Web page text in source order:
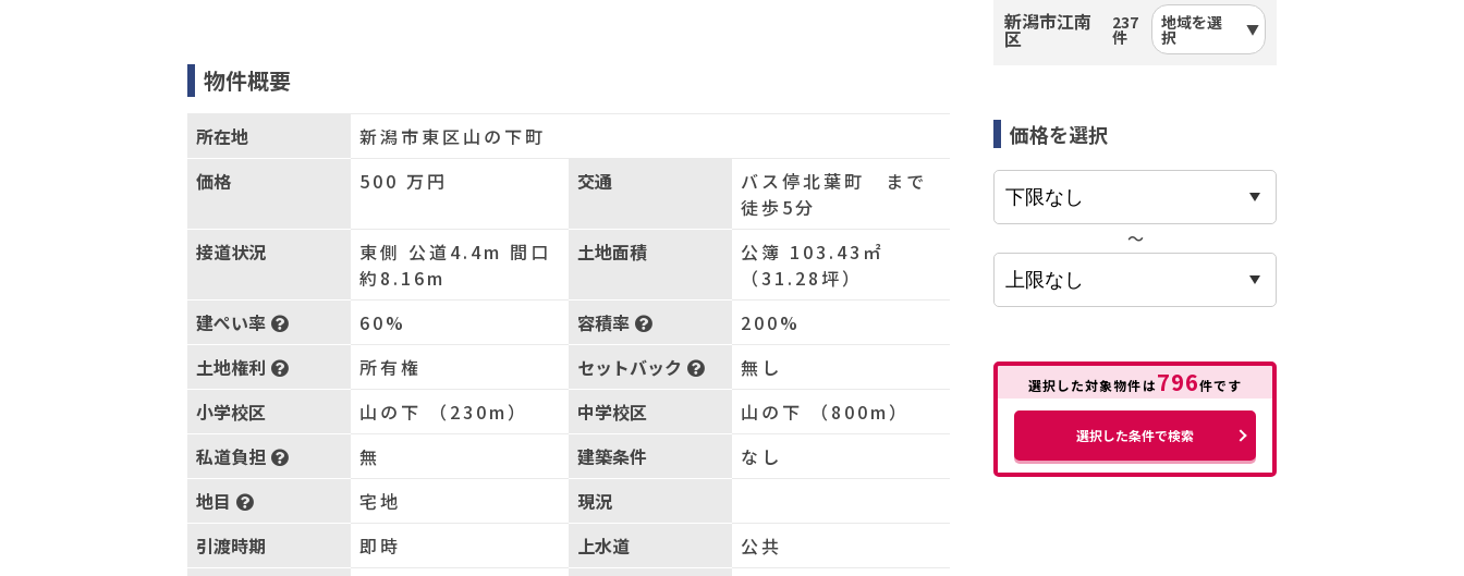
物件概要
所在地
新潟市東区山の下町
価格
500 万円 交通
バス停北葉町 まで
徒歩5分
接道状況
東側 公道4.4m 間口
約8.16m
土地面積
公簿 103.43㎡
（31.28坪）
建ぺい率
60% 容積率
200%
土地権利
所有権 セットバック
無し
小学校区
山の下 （230m） 中学校区
山の下 （800m）
私道負担
無 建築条件
なし
地目
宅地
現況
引渡時期
即時 上水道
公共
新潟市江南
区
237
件
地域を選
択
価格を選択
〜
選択した対象物件は796件です
選択した条件で検索